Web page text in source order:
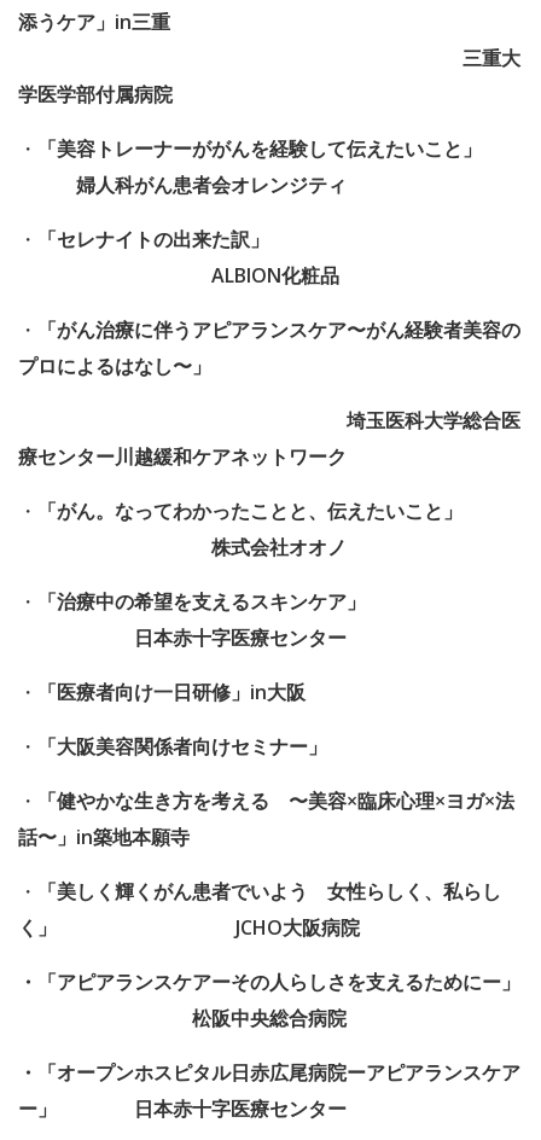
添うケア」in三重
三重大
学医学部付属病院
・
「美容トレーナーががんを経験して伝えたいこと」
婦人科がん患者会オレンジティ
・
「セレナイトの出来た訳」
ALBION化粧品
・ 「がん治療に伴うアピアランスケア〜がん経験者美容の
プロによるはなし〜」
埼玉医科大学総合医
療センター川越緩和ケアネットワーク
・
「がん。なってわかったことと、伝えたいこと」
株式会社オオノ
・
「治療中の希望を支えるスキンケア」
日本赤十字医療センター
・ 「医療者向け一日研修」in大阪
・ 「大阪美容関係者向けセミナー」
・
「健やかな生き方を考える 〜美容×臨床心理×ヨガ×法
話〜」in築地本願寺
・
「美しく輝くがん患者でいよう 女性らしく、私らし
く」 JCHO大阪病院
・「アピアランスケアーその人らしさを支えるためにー」
松阪中央総合病院
・「オープンホスピタル日赤広尾病院ーアピアランスケア
ー」 日本赤十字医療センター